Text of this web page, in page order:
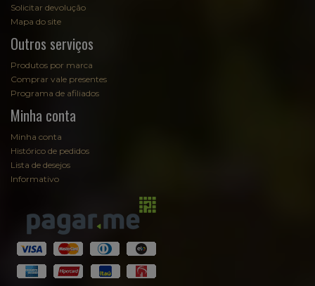
Solicitar devolução
Mapa do site
Outros serviços
Produtos por marca
Comprar vale presentes
Programa de afiliados
Minha conta
Minha conta
Histórico de pedidos
Lista de desejos
Informativo